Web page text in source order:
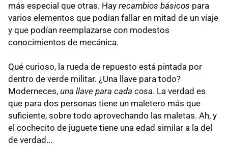
más especial que otras. Hay recambios básicos para
varios elementos que podían fallar en mitad de un viaje
y que podían reemplazarse con modestos
conocimientos de mecánica.
Qué curioso, la rueda de repuesto está pintada por
dentro de verde militar. ¿Una llave para todo?
Moderneces, una llave para cada cosa. La verdad es
que para dos personas tiene un maletero más que
suficiente, sobre todo aprovechando las maletas. Ah, y
el cochecito de juguete tiene una edad similar a la del
de verdad...